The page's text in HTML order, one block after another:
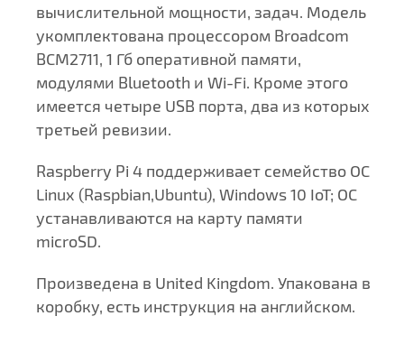
вычислительной мощности, задач. Модель
укомплектована процессором Broadcom
BCM2711, 1 Гб оперативной памяти,
модулями Bluetooth и Wi-Fi. Кроме этого
имеется четыре USB порта, два из которых
третьей ревизии.
Raspberry Pi 4 поддерживает семейство ОС
Linux (Raspbian,Ubuntu), Windows 10 IoT; ОС
устанавливаются на карту памяти
microSD.
Произведена в United Kingdom. Упакована в
коробку, есть инструкция на английском.